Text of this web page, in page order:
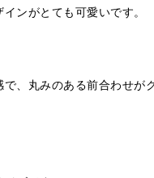
ンがとても可愛いです。
、丸みのある前合わせが